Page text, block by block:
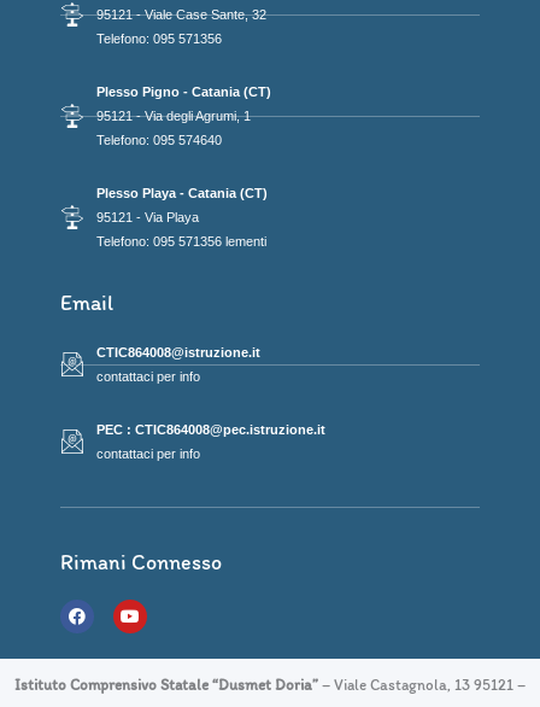
95121 - Viale Case Sante, 32
Telefono: 095 571356
Plesso Pigno - Catania (CT)
95121 - Via degli Agrumi, 1
Telefono: 095 574640
Plesso Playa - Catania (CT)
95121 - Via Playa
Telefono: 095 571356 lementi
Email
CTIC864008@istruzione.it
contattaci per info
PEC : CTIC864008@pec.istruzione.it
contattaci per info
Rimani Connesso
F
a
e
b
o
Y
o
t
b
Istituto Comprensivo Statale “Dusmet Doria” – Viale Castagnola, 13 95121 –